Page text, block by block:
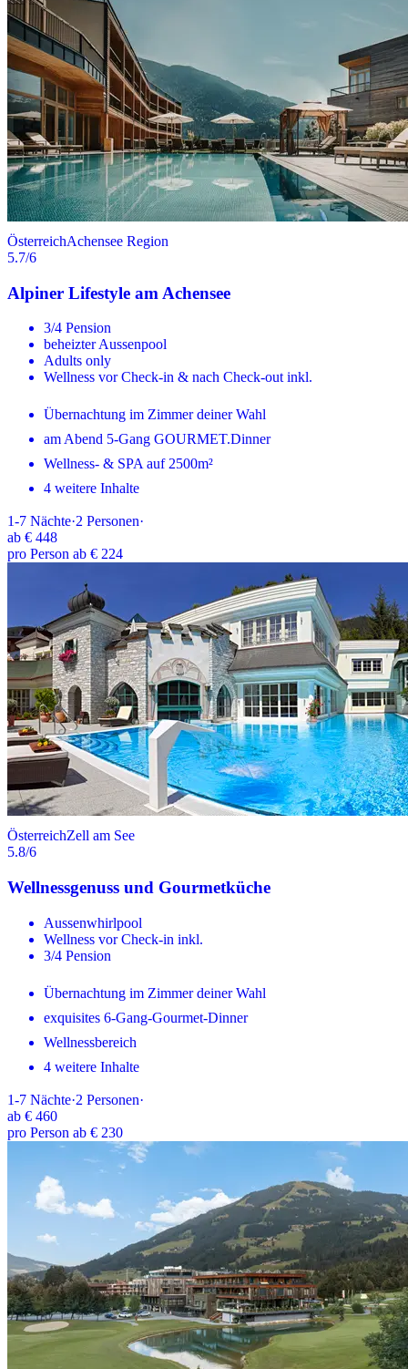
ÖsterreichAchensee Region
5.7/6
Alpiner Lifestyle am Achensee
3/4 Pension
beheizter Aussenpool
Adults only
Wellness vor Check-in & nach Check-out inkl.
Übernachtung im Zimmer deiner Wahl
am Abend 5-Gang GOURMET.Dinner
Wellness- & SPA auf 2500m²
4 weitere Inhalte
1-7 Nächte·2 Personen·
ab € 448
pro Person ab € 224
ÖsterreichZell am See
5.8/6
Wellnessgenuss und Gourmetküche
Aussenwhirlpool
Wellness vor Check-in inkl.
3/4 Pension
Übernachtung im Zimmer deiner Wahl
exquisites 6-Gang-Gourmet-Dinner
Wellnessbereich
4 weitere Inhalte
1-7 Nächte·2 Personen·
ab € 460
pro Person ab € 230